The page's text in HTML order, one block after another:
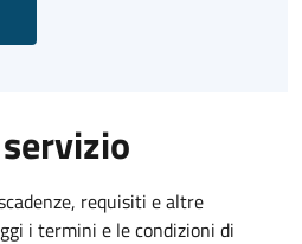
requisiti e altre
i termini e le condizioni di